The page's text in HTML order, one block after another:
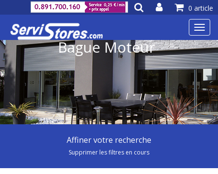
0 article
Bague Moteur
Affiner votre recherche
Supprimer les filtres en cours